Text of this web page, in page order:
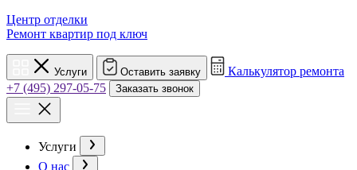
Центр отделки
Ремонт квартир под ключ
Услуги Оставить заявку
Калькулятор ремонта
+7 (495) 297-05-75
Заказать звонок
Услуги
О нас